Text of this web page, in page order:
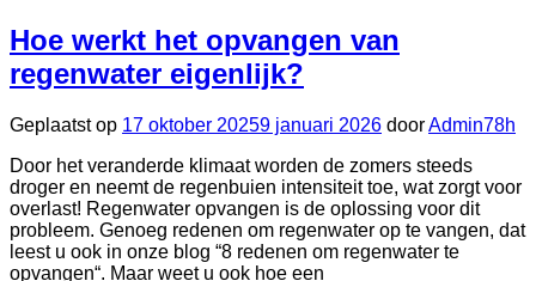
Hoe werkt het opvangen van
regenwater eigenlijk?
Geplaatst op 17 oktober 20259 januari 2026 doorAdmin78h
Door het veranderde klimaat worden de zomers steeds
droger en neemt de regenbuien intensiteit toe, wat zorgt voor
overlast! Regenwater opvangen is de oplossing voor dit
probleem. Genoeg redenen om regenwater op te vangen, dat
leest u ook in onze blog “8 redenen om regenwater te
opvangen“. Maar weet u ook hoe een